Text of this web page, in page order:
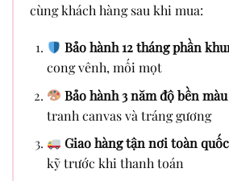
cùng khách hàng sau khi mua:
Bảo hành 12 tháng phần
cong vênh, mối mọt
Bảo hành 3 năm độ bền
tranh canvas và tráng gương
Giao hàng tận nơi toàn quốc
kỹ trước khi thanh toán